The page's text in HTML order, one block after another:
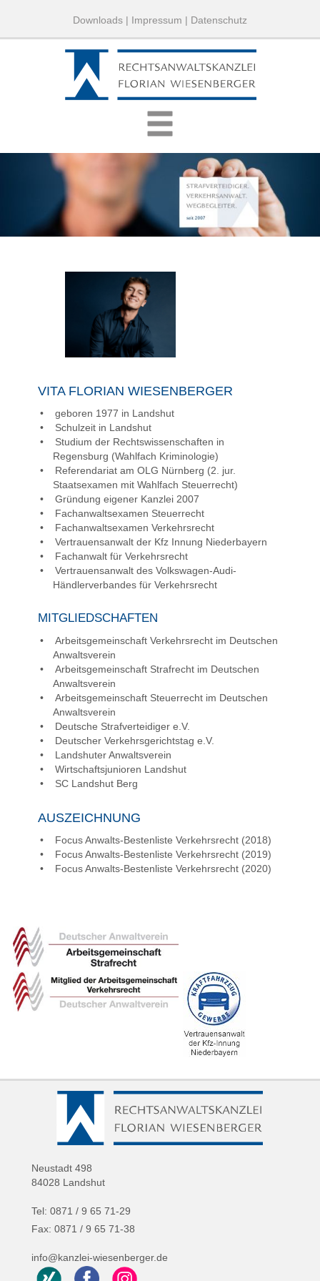
Downloads | Impressum | Datenschutz
VITA FLORIAN WIESENBERGER
geboren 1977 in Landshut
Schulzeit in Landshut
Studium der Rechtswissenschaften in
Regensburg (Wahlfach Kriminologie)
Referendariat am OLG Nürnberg (2. jur.
Staatsexamen mit Wahlfach Steuerrecht)
Gründung eigener Kanzlei 2007
Fachanwaltsexamen Steuerrecht
Fachanwaltsexamen Verkehrsrecht
Vertrauensanwalt der Kfz Innung Niederbayern
Fachanwalt für Verkehrsrecht
Vertrauensanwalt des Volkswagen-Audi-
Händlerverbandes für Verkehrsrecht
MITGLIEDSCHAFTEN
Arbeitsgemeinschaft Verkehrsrecht im Deutschen
Anwaltsverein
Arbeitsgemeinschaft Strafrecht im Deutschen
Anwaltsverein
Arbeitsgemeinschaft Steuerrecht im Deutschen
Anwaltsverein
Deutsche Strafverteidiger e.V.
Deutscher Verkehrsgerichtstag e.V.
Landshuter Anwaltsverein
Wirtschaftsjunioren Landshut
SC Landshut Berg
AUSZEICHNUNG
Focus Anwalts-Bestenliste Verkehrsrecht (2018)
Focus Anwalts-Bestenliste Verkehrsrecht (2019)
Focus Anwalts-Bestenliste Verkehrsrecht (2020)
Neustadt 498
84028 Landshut
Tel: 0871 / 9 65 71-29
Fax: 0871 / 9 65 71-38
info@kanzlei-wiesenberger.de